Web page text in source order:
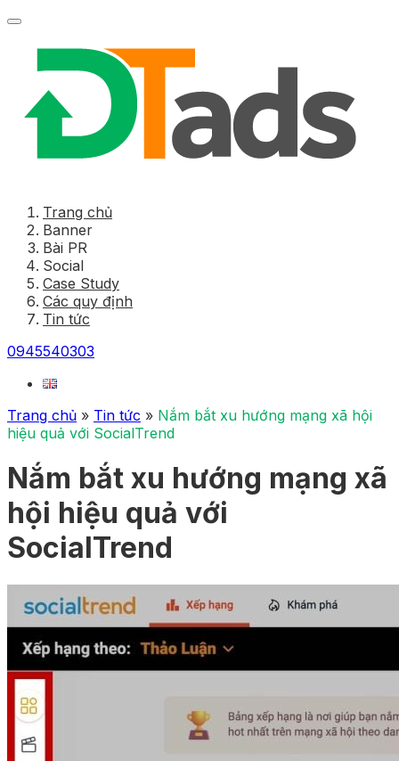
Trang chủ
Banner
Bài PR
Social
Case Study
Các quy định
Tin tức
0945540303
Trang chủ » Tin tức » Nắm bắt xu hướng mạng xã hội
hiệu quả với SocialTrend
Nắm bắt xu hướng mạng xã
hội hiệu quả với
SocialTrend